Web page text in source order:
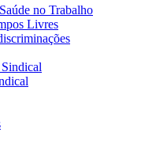
no Trabalho
Livres